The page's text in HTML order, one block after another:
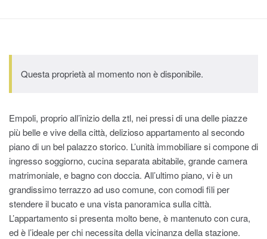
Questa proprietà al momento non è disponibile.
Empoli, proprio all’inizio della ztl, nei pressi di una delle piazze
più belle e vive della città, delizioso appartamento al secondo
piano di un bel palazzo storico. L’unità immobiliare si compone di
ingresso soggiorno, cucina separata abitabile, grande camera
matrimoniale, e bagno con doccia. All’ultimo piano, vi è un
grandissimo terrazzo ad uso comune, con comodi fili per
stendere il bucato e una vista panoramica sulla città.
L’appartamento si presenta molto bene, è mantenuto con cura,
ed è l’ideale per chi necessita della vicinanza della stazione.